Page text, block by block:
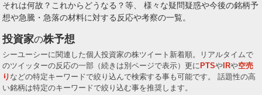
それは何故？これからどうなる？等、 様々な疑問疑惑や今後の銘柄予
想や急騰・急落の材料に対する反応や考察の一覧。
投資家の株予想
シーユーシーに関連した個人投資家の株ツイート新着順。リアルタイムで
のツイッターの反応の一部（続きは別ページで表示）更に PTSや IRや空売
り などの特定キーワードで絞り込んで検索する事も可能です。 話題性の高
い銘柄は特定のキーワードで絞り込む事を推奨します。